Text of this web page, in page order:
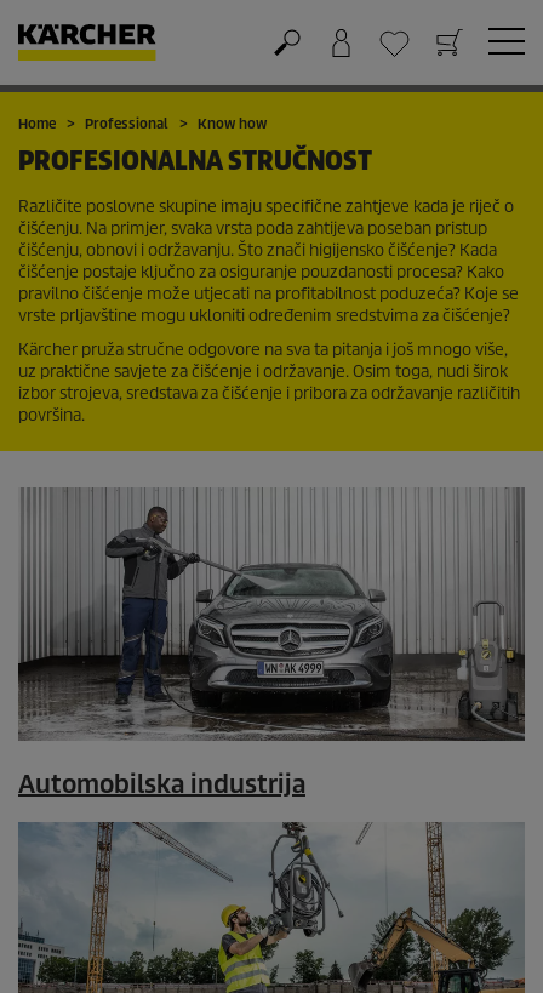
Košarica
Lista želja
Home Professional Know how
PROFESIONALNA STRUČNOST
Različite poslovne skupine imaju specifične zahtjeve kada je riječ o
čišćenju. Na primjer, svaka vrsta poda zahtijeva poseban pristup
čišćenju, obnovi i održavanju. Što znači higijensko čišćenje? Kada
čišćenje postaje ključno za osiguranje pouzdanosti procesa? Kako
pravilno čišćenje može utjecati na profitabilnost poduzeća? Koje se
vrste prljavštine mogu ukloniti određenim sredstvima za čišćenje?
Kärcher pruža stručne odgovore na sva ta pitanja i još mnogo više,
uz praktične savjete za čišćenje i održavanje. Osim toga, nudi širok
izbor strojeva, sredstava za čišćenje i pribora za održavanje različitih
površina.
Automobilska industrija